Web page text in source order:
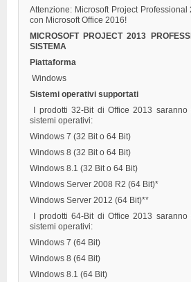
Attenzione: Microsoft Project
con Microsoft Office 2016!
MICROSOFT PROJECT 2013
SISTEMA
Piattaforma
Windows
Sistemi operativi supportati
I prodotti 32-Bit di Office 2013 saranno
sistemi operativi:
Windows 7 (32 Bit o 64 Bit)
Windows 8 (32 Bit o 64 Bit)
Windows 8.1 (32 Bit o 64 Bit)
Windows Server 2008 R2 (64 Bit)*
Windows Server 2012 (64 Bit)**
I prodotti 64-Bit di Office 2013 saranno
sistemi operativi:
Windows 7 (64 Bit)
Windows 8 (64 Bit)
Windows 8.1 (64 Bit)